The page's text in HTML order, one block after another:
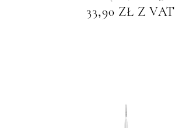
33,90 ZŁ Z VAT